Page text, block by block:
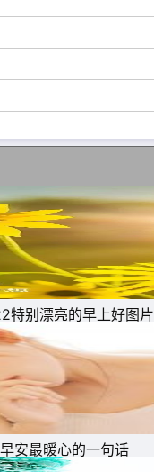
特别漂亮的早上好图片
安最暖心的一句话